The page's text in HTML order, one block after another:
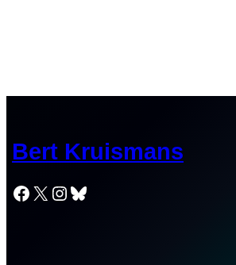
Bert Kruismans
Facebook X Instagram Bluesky